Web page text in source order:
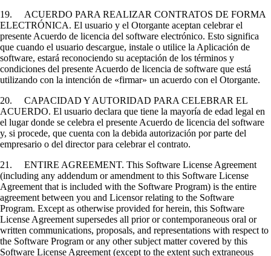
19. ACUERDO PARA REALIZAR CONTRATOS DE FORMA
ELECTRÓNICA. El usuario y el Otorgante aceptan celebrar el
presente Acuerdo de licencia del software electrónico. Esto significa
que cuando el usuario descargue, instale o utilice la Aplicación de
software, estará reconociendo su aceptación de los términos y
condiciones del presente Acuerdo de licencia de software que está
utilizando con la intención de «firmar» un acuerdo con el Otorgante.
20. CAPACIDAD Y AUTORIDAD PARA CELEBRAR EL
ACUERDO. El usuario declara que tiene la mayoría de edad legal en
el lugar donde se celebra el presente Acuerdo de licencia del software
y, si procede, que cuenta con la debida autorización por parte del
empresario o del director para celebrar el contrato.
21. ENTIRE AGREEMENT. This Software License Agreement
(including any addendum or amendment to this Software License
Agreement that is included with the Software Program) is the entire
agreement between you and Licensor relating to the Software
Program. Except as otherwise provided for herein, this Software
License Agreement supersedes all prior or contemporaneous oral or
written communications, proposals, and representations with respect to
the Software Program or any other subject matter covered by this
Software License Agreement (except to the extent such extraneous